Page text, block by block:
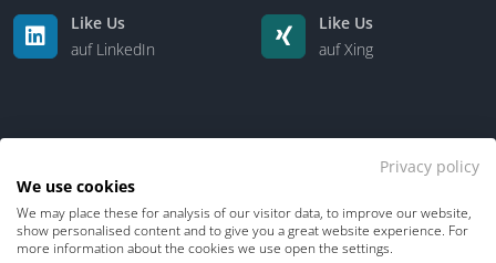
Like Us
auf LinkedIn
Like Us
auf Xing
Kontakt Über uns
Privacy policy
We use cookies
We may place these for analysis of our visitor data, to improve our website,
show personalised content and to give you a great website experience. For
more information about the cookies we use open the settings.